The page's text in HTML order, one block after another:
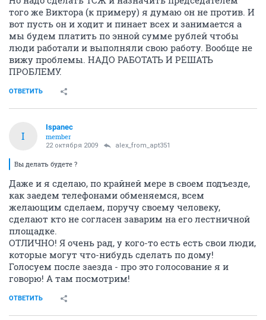
того же Виктора (к примеру) я думаю он не против. И
вот пусть он и ходит и пинает всех и занимается а
мы будем платить по энной сумме рублей чтобы
люди работали и выполняли свою работу. Вообще не
вижу проблемы. НАДО РАБОТАТЬ И РЕШАТЬ
ПРОБЛЕМУ.
ОТВЕТИТЬ
I
Ispanec
member
22 октября 2009 alex_from_apt351
Вы делать будете ?
Даже и я сделаю, по крайней мере в своем подъезде,
как заедем телефонами обменяемся, всем
желающим сделаем, поручу своему человеку,
сделают кто не согласен заварим на его лестничной
площадке.
ОТЛИЧНО! Я очень рад, у кого-то есть есть свои люди,
которые могут что-нибудь сделать по дому!
Голосуем после заезда - про это голосование я и
говорю! А там посмотрим!
ОТВЕТИТЬ